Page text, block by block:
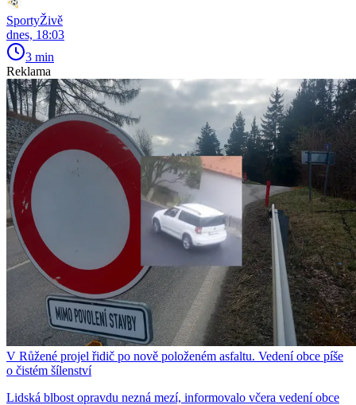
SportyŽivě
dnes, 18:03
3 min
Reklama
V Růžené projel řidič po nově položeném asfaltu. Vedení obce píše
o čistém šílenství
Lidská blbost opravdu nezná mezí, informovalo včera vedení obce